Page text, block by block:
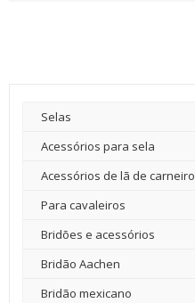
Selas
Acessórios para sela
Acessórios de lã de carneiro
Para cavaleiros
Bridões e acessórios
Bridão Aachen
Bridão mexicano